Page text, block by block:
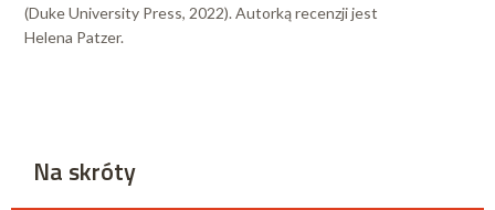
(Duke University Press, 2022). Autorką recenzji jest
Helena Patzer.
Na skróty